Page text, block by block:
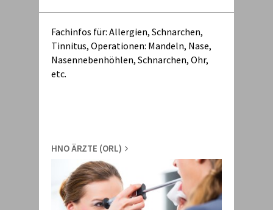
Fachinfos für: Allergien, Schnarchen,
Tinnitus, Operationen: Mandeln, Nase,
Nasennebenhöhlen, Schnarchen, Ohr,
etc.
HNO ÄRZTE (ORL)